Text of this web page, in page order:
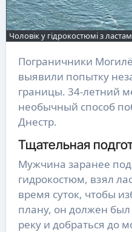
Чоловік у гідрокостюмі з
Пограничники Могилёв-Подольского отряда
выявили попытку
границы. 34-летний
необычный способ
Днестр.
Тщательная
Мужчина заранее
гидрокостюм, взял
время суток, чтобы
плану, он должен
реку и добраться до